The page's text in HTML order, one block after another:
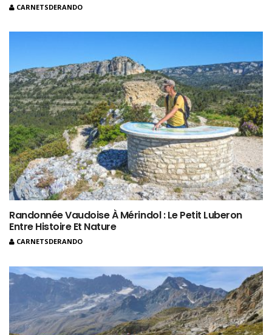
CARNETSDERANDO
Randonnée Vaudoise À Mérindol : Le Petit Luberon
Entre Histoire Et Nature
CARNETSDERANDO